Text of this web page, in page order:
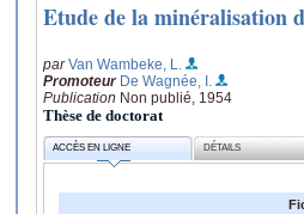
Etude de la minéralisation
parVan Wambeke, L.
Promoteur De Wagnée, I.
Publication Non publié, 1954
Thèse de doctorat
ACCÈS EN LIGNE DÉTAILS